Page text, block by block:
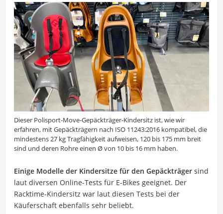
Dieser Polisport-Move-Gepäckträger-Kindersitz ist, wie wir
erfahren, mit Gepäckträgern nach ISO 11243:2016 kompatibel, die
mindestens 27 kg Tragfähigkeit aufweisen, 120 bis 175 mm breit
sind und deren Rohre einen Ø von 10 bis 16 mm haben.
Einige Modelle der Kindersitze für den Gepäckträger sind
laut diversen Online-Tests für E-Bikes geeignet. Der
Racktime-Kindersitz war laut diesen Tests bei der
Käuferschaft ebenfalls sehr beliebt.